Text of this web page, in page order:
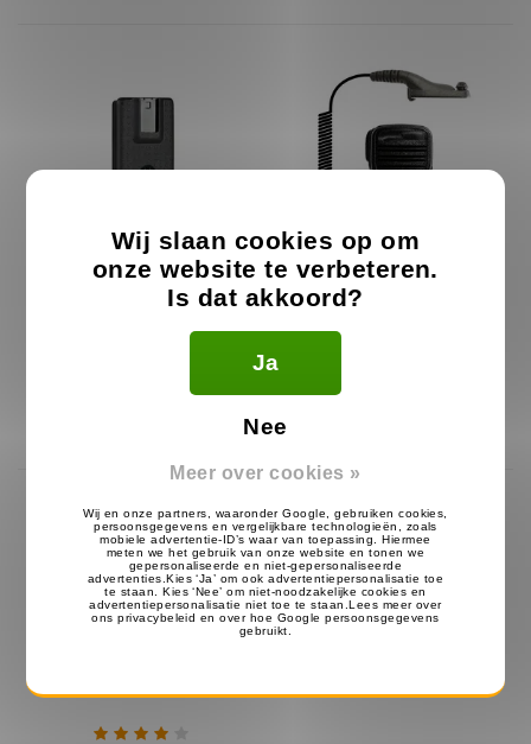
Motorola PMNN4491
2100mAh Accu
Heavy Duty Speaker
Microfoon voor Motorola
Wij slaan cookies op om
onze website te verbeteren.
Is dat akkoord?
Ja
Nee
Meer over cookies »